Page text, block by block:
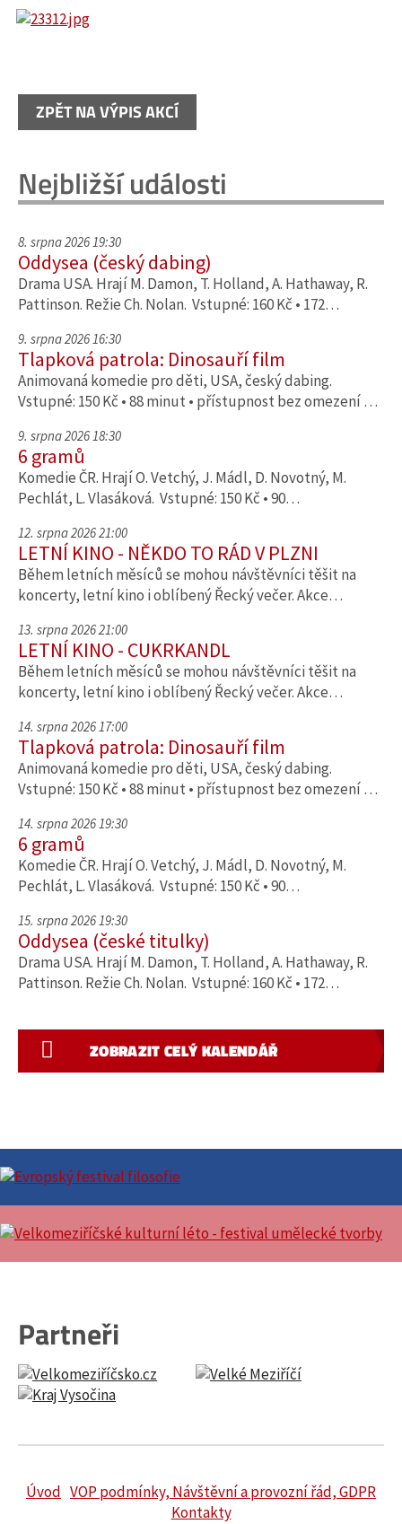
ZPĚT NA VÝPIS AKCÍ
Nejbližší události
8. srpna 2026 19:30
Oddysea (český dabing)
Drama USA. Hrají M. Damon, T. Holland, A. Hathaway, R.
Pattinson. Režie Ch. Nolan. Vstupné: 160 Kč • 172…
9. srpna 2026 16:30
Tlapková patrola: Dinosauří film
Animovaná komedie pro děti, USA, český dabing.
Vstupné: 150 Kč • 88 minut • přístupnost bez omezení …
9. srpna 2026 18:30
6 gramů
Komedie ČR. Hrají O. Vetchý, J. Mádl, D. Novotný, M.
Pechlát, L. Vlasáková. Vstupné: 150 Kč • 90…
12. srpna 2026 21:00
LETNÍ KINO - NĚKDO TO RÁD V PLZNI
Během letních měsíců se mohou návštěvníci těšit na
koncerty, letní kino i oblíbený Řecký večer. Akce…
13. srpna 2026 21:00
LETNÍ KINO - CUKRKANDL
Během letních měsíců se mohou návštěvníci těšit na
koncerty, letní kino i oblíbený Řecký večer. Akce…
14. srpna 2026 17:00
Tlapková patrola: Dinosauří film
Animovaná komedie pro děti, USA, český dabing.
Vstupné: 150 Kč • 88 minut • přístupnost bez omezení …
14. srpna 2026 19:30
6 gramů
Komedie ČR. Hrají O. Vetchý, J. Mádl, D. Novotný, M.
Pechlát, L. Vlasáková. Vstupné: 150 Kč • 90…
15. srpna 2026 19:30
Oddysea (české titulky)
Drama USA. Hrají M. Damon, T. Holland, A. Hathaway, R.
Pattinson. Režie Ch. Nolan. Vstupné: 160 Kč • 172…
ZOBRAZIT CELÝ KALENDÁŘ
Partneři
Úvod VOP podmínky, Návštěvní a provozní řád, GDPR
Kontakty